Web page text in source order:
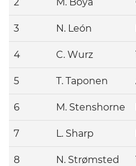
3 N. León
4 C. Wurz
5 T. Taponen
6 M. Stenshorne
7 L. Sharp
8 N. Strømsted